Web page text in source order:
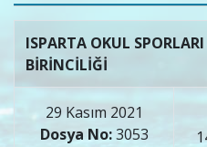
ISPARTA OKUL
BİRİNCİLİĞİ
29 Kasım 2021
Dosya No:3053